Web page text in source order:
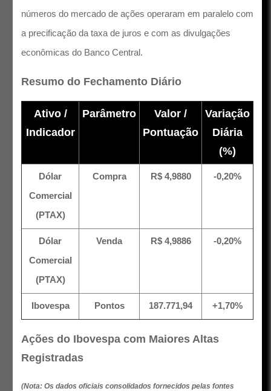
números do mercado de ações operaram em paralelo com
a precificação da taxa de juros e com as divulgações
econômicas do Banco Central.
Resumo do Fechamento Diário
Ativo /
Indicador
Parâmetro
Valor /
Pontuação
Variação
Diária
(%)
Dólar
Comercial
(PTAX)
Compra R$ 4,9880 -0,20%
Dólar
Comercial
(PTAX)
Venda R$ 4,9886 -0,20%
Ibovespa Pontos 187.771,94 +1,70%
Ações do Ibovespa com Maiores Altas
Registradas
(Nota: Os dados oficiais consolidados fornecidos pelas fontes